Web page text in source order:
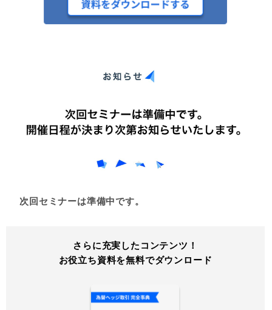
次回セミナーは準備中です。
さらに充実したコンテンツ！
お役立ち資料を無料でダウンロード